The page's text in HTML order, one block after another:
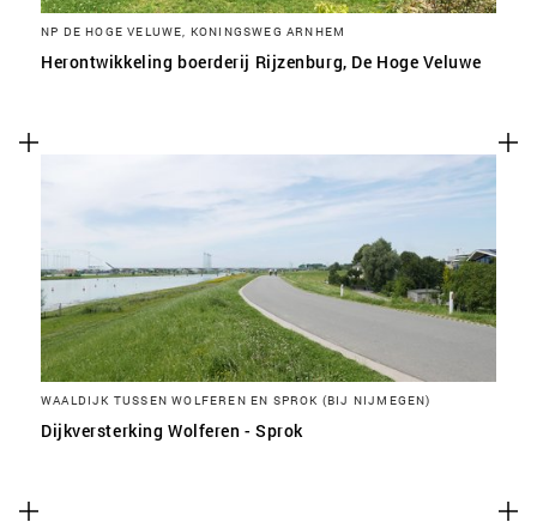
NP DE HOGE VELUWE, KONINGSWEG ARNHEM
Herontwikkeling boerderij Rijzenburg, De Hoge Veluwe
WAALDIJK TUSSEN WOLFEREN EN SPROK (BIJ NIJMEGEN)
Dijkversterking Wolferen - Sprok